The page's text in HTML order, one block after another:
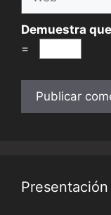
Demuestra
=